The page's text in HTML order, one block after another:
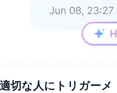
切な人にトリガーメ